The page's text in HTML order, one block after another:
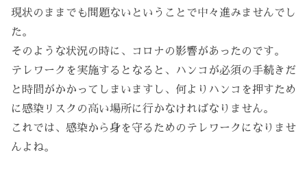
現状のままでも問題ないということで中々進みませんでし
た。
そのような状況の時に、コロナの影響があったのです。
テレワークを実施するとなると、ハンコが必須の手続きだ
と時間がかかってしまいますし、何よりハンコを押すため
に感染リスクの高い場所に行かなければなりません。
これでは、感染から身を守るためのテレワークになりませ
んよね。